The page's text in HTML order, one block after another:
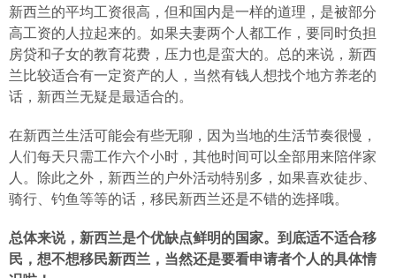
新西兰的平均工资很高，但和国内是一样的道理，是被部分
高工资的人拉起来的。如果夫妻两个人都工作，要同时负担
房贷和子女的教育花费，压力也是蛮大的。总的来说，新西
兰比较适合有一定资产的人，当然有钱人想找个地方养老的
话，新西兰无疑是最适合的。
在新西兰生活可能会有些无聊，因为当地的生活节奏很慢，
人们每天只需工作六个小时，其他时间可以全部用来陪伴家
人。除此之外，新西兰的户外活动特别多，如果喜欢徒步、
骑行、钓鱼等等的话，移民新西兰还是不错的选择哦。
总体来说，新西兰是个优缺点鲜明的国家。到底适不适合移
民，想不想移民新西兰，当然还是要看申请者个人的具体情